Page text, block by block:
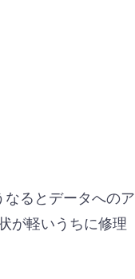
るとデータへのア
が軽いうちに修理